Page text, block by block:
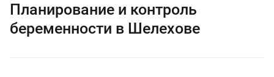
Планирование и контроль
беременности в Шелехове